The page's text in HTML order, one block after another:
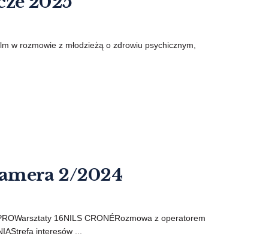
w rozmowie z młodzieżą o zdrowiu psychicznym,
2/2024
16NILS CRONÉRozmowa z operatorem
interesów ...